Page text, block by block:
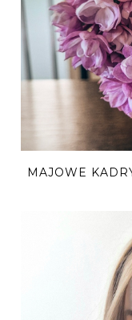
MAJOWE